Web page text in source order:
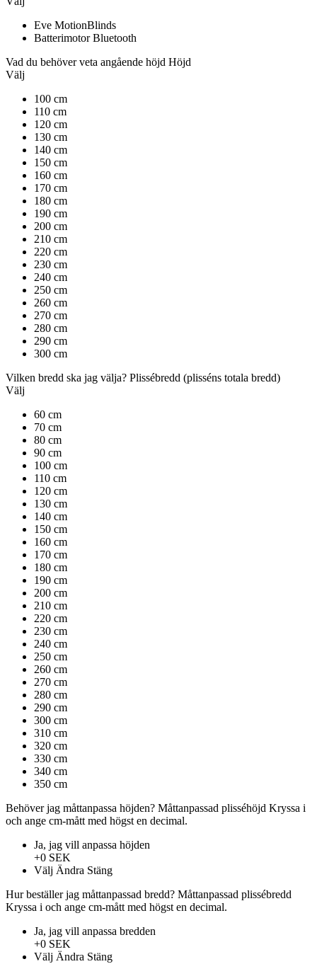
Eve MotionBlinds
Batterimotor Bluetooth
Vad du behöver veta angående höjd Höjd
Välj
100 cm
110 cm
120 cm
130 cm
140 cm
150 cm
160 cm
170 cm
180 cm
190 cm
200 cm
210 cm
220 cm
230 cm
240 cm
250 cm
260 cm
270 cm
280 cm
290 cm
300 cm
Vilken bredd ska jag välja? Plissébredd (plisséns totala bredd)
Välj
60 cm
70 cm
80 cm
90 cm
100 cm
110 cm
120 cm
130 cm
140 cm
150 cm
160 cm
170 cm
180 cm
190 cm
200 cm
210 cm
220 cm
230 cm
240 cm
250 cm
260 cm
270 cm
280 cm
290 cm
300 cm
310 cm
320 cm
330 cm
340 cm
350 cm
Behöver jag måttanpassa höjden? Måttanpassad plisséhöjd Kryssa i
och ange cm-mått med högst en decimal.
Ja, jag vill anpassa höjden
+0 SEK
Välj Ändra Stäng
Hur beställer jag måttanpassad bredd? Måttanpassad plissébredd
Kryssa i och ange cm-mått med högst en decimal.
Ja, jag vill anpassa bredden
+0 SEK
Välj Ändra Stäng